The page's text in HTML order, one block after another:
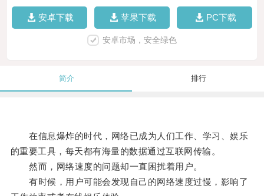
安卓下载 苹果下载 PC下载
安卓市场，安全绿色
简介 排行
在信息爆炸的时代，网络已成为人们工作、学习、娱乐
的重要工具，每天都有海量的数据通过互联网传输。
然而，网络速度的问题却一直困扰着用户。
有时候，用户可能会发现自己的网络速度过慢，影响了